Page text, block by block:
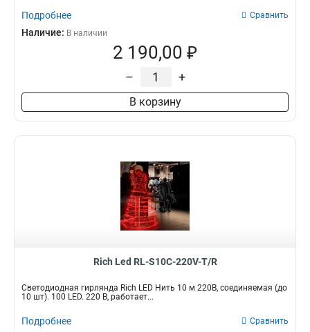
Подробнее Сравнить
Наличие: В наличии
2 190,00 ₽
– +
В корзину
Rich Led RL-S10C-220V-T/R
Светодиодная гирлянда Rich LED Нить 10 м 220В, соединяемая (до
10 шт). 100 LED. 220 В, работает...
Подробнее Сравнить